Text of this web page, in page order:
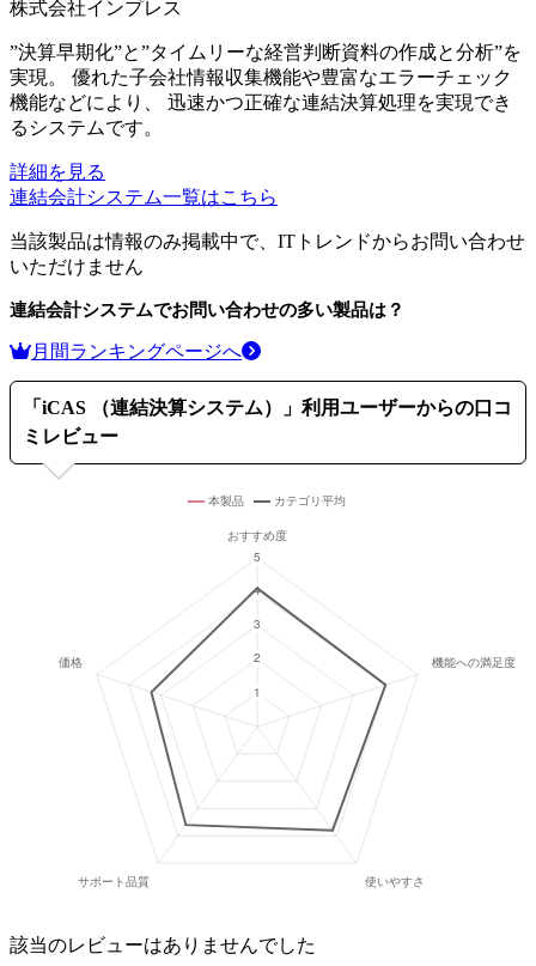
株式会社インプレス
”決算早期化”と”タイムリーな経営判断資料の作成と分析”を
実現。 優れた子会社情報収集機能や豊富なエラーチェック
機能などにより、 迅速かつ正確な連結決算処理を実現でき
るシステムです。
詳細を見る
連結会計システム一覧はこちら
当該製品は情報のみ掲載中で、ITトレンドからお問い合わせ
いただけません
連結会計システムでお問い合わせの多い製品は？
月間ランキングページへ
「 iCAS （連結決算システム）
」利用ユーザーからの口コ
ミレビュー
該当のレビューはありませんでした